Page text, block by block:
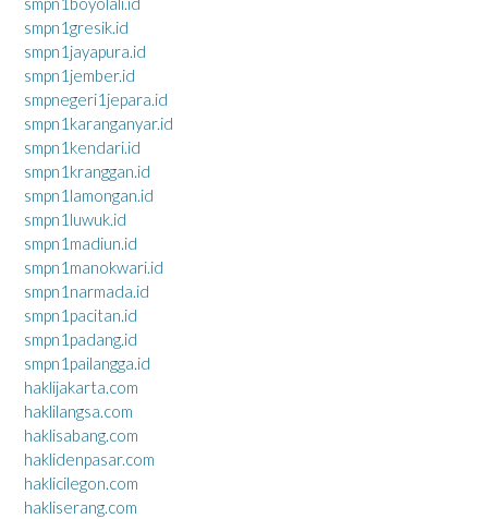
smpn1gresik.id
smpn1jayapura.id
smpn1jember.id
smpnegeri1jepara.id
smpn1karanganyar.id
smpn1kendari.id
smpn1kranggan.id
smpn1lamongan.id
smpn1luwuk.id
smpn1madiun.id
smpn1manokwari.id
smpn1narmada.id
smpn1pacitan.id
smpn1padang.id
smpn1pailangga.id
haklijakarta.com
haklilangsa.com
haklisabang.com
haklidenpasar.com
haklicilegon.com
hakliserang.com